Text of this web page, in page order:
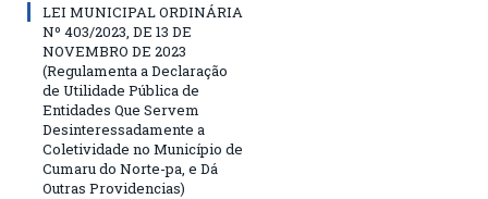
LEI MUNICIPAL ORDINÁRIA
Nº 403/2023, DE 13 DE
NOVEMBRO DE 2023
(Regulamenta a Declaração
de Utilidade Pública de
Entidades Que Servem
Desinteressadamente a
Coletividade no Município de
Cumaru do Norte-pa, e Dá
Outras Providencias)